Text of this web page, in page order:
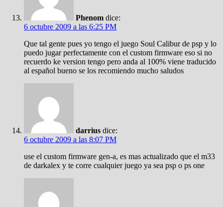
Phenom dice:
6 octubre 2009 a las 6:25 PM
Que tal gente pues yo tengo el juego Soul Calibur de psp y lo
puedo jugar perfectamente con el custom firmware eso si no
recuerdo ke version tengo pero anda al 100% viene traducido
al español bueno se los recomiendo mucho saludos
darrius dice:
6 octubre 2009 a las 8:07 PM
use el custom firmware gen-a, es mas actualizado que el m33
de darkalex y te corre cualquier juego ya sea psp o ps one